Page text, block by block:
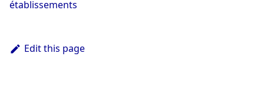
établissements
Edit this page